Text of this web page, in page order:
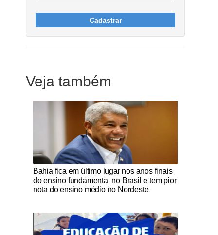
Cadastrar
Veja também
Notícias Católicas
Bahia fica em último lugar nos anos finais
do ensino fundamental no Brasil e tem pior
nota do ensino médio no Nordeste